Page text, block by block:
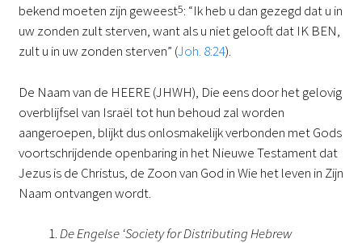
bekend moeten zijn geweest5: “Ik heb u dan gezegd dat u in
uw zonden zult sterven, want als u niet gelooft dat IK BEN,
zult u in uw zonden sterven” (Joh. 8:24).
De Naam van de HEERE (JHWH), Die eens door het gelovig
overblijfsel van Israël tot hun behoud zal worden
aangeroepen, blijkt dus onlosmakelijk verbonden met Gods
voortschrijdende openbaring in het Nieuwe Testament dat
Jezus is de Christus, de Zoon van God in Wie het leven in Zijn
Naam ontvangen wordt.
De Engelse ‘Society for Distributing Hebrew